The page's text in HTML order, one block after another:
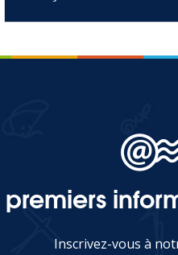
premiers
Inscrivez-vous à